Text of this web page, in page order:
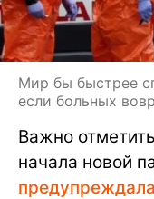
Мир бы быстрее
если больных
Важно
начала новой
предупреждала